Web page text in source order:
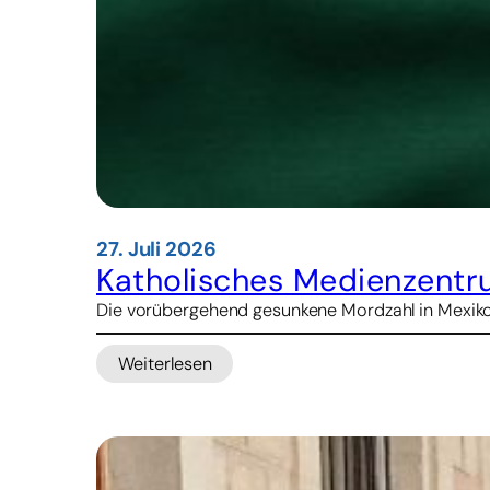
27. Juli 2026
Katholisches
Die vorübergehend gesunkene Mordzahl in
Weiterlesen
: